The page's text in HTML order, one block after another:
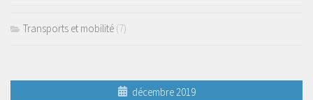
Transports et mobilité (7)
décembre 2019